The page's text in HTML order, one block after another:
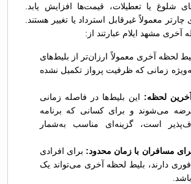
شلوغ یا تعطیلات، قیمت‌ها افزایش یابد.
معمولاً غیرقابل استرداد یا تغییر هستند.
آخری مشهد ایلام عبارتند از:
لحظه آخری معمولاً ارزان‌تر از بلیط‌های
زمانی که ظرفیت پرواز تکمیل نشده
لحظه: این بلیط‌ها در فاصله زمانی
می‌شوند و برای کسانی که برنامه
است، گزینه‌ای مناسب به‌شمار
مسافران با زمان محدود: برای افرادی
فوری دارند، بلیط لحظه آخری می‌تواند یک